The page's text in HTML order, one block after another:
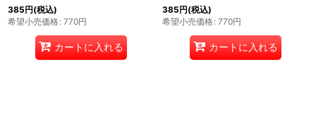
385円(税込)
希望小売価格: 770円
カートに入れる
385円(税込)
希望小売価格: 770円
カートに入れる